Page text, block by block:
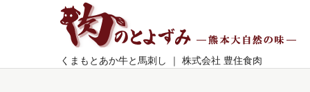
くまもとあか牛と馬刺し ｜ 株式会社 豊住食肉